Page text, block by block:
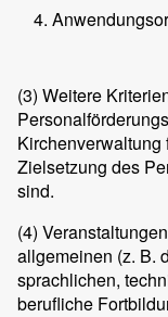
(3) Weitere
Kirchenverwaltung
Zielsetzung des
sind.
(4)
allgemeinen (z. B.
sprachlichen,
berufliche